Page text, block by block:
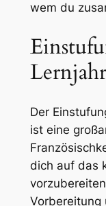
wem du
Der
ist eine
dich auf das
Vorbereitung